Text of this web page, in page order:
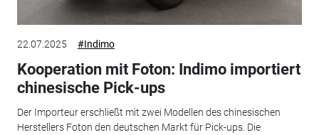
22.07.2025 #Indimo
Kooperation mit Foton: Indimo importiert
chinesische Pick-ups
Der Importeur erschließt mit zwei Modellen des chinesischen
Herstellers Foton den deutschen Markt für Pick-ups. Die